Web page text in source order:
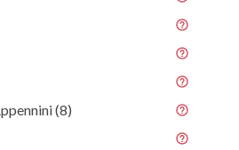
(8)